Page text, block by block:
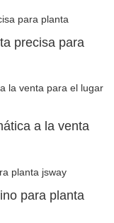
precisa para
a la venta
para planta